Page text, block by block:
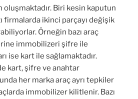
Biri kesin kaputun
firmalarda ikinci parçayı değişik
Örneğin bazı araç
immobilizeri şifre ile
ise kart ile sağlamaktadır.
kart, şifre ve anahtar
her marka araç ayrı tepkiler
immobilizer kilitlenir. Bazı